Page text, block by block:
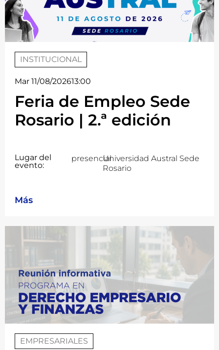
INSTITUCIONAL
Mar 11/08/202613:00
Feria de Empleo Sede
Rosario | 2.ª edición
Lugar del
evento:
presencialUniversidad Austral Sede
Rosario
Más
EMPRESARIALES